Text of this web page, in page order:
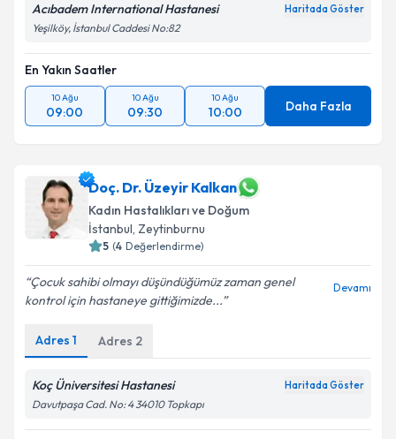
kapsamda işlenmesini kabul ediyorum.
Acıbadem International Hastanesi Haritada Göster
Yeşilköy, İstanbul Caddesi No:82
En Yakın Saatler
10 Ağu
09:00
10 Ağu
09:30
10 Ağu
10:00 Daha Fazla
Doç. Dr. Üzeyir Kalkan
Kadın Hastalıkları ve Doğum
İstanbul, Zeytinburnu
5 (4 Değerlendirme)
Çocuk sahibi olmayı düşündüğümüz zaman genel
kontrol için hastaneye gittiğimizde...
Devamı
Adres 1 Adres 2
Koç Üniversitesi Hastanesi Haritada Göster
Davutpaşa Cad. No: 4 34010 Topkapı